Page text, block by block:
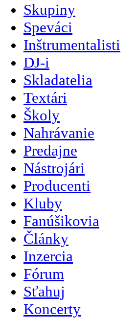
Skupiny
Speváci
Inštrumentalisti
DJ-i
Skladatelia
Textári
Školy
Nahrávanie
Predajne
Nástrojári
Producenti
Kluby
Fanúšikovia
Články
Inzercia
Fórum
Sťahuj
Koncerty